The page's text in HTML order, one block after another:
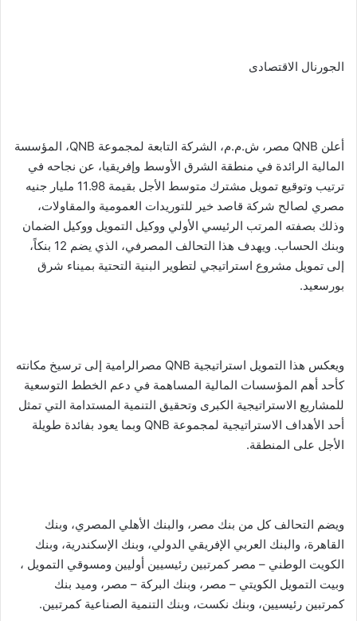
الجورنال الاقتصادى
أعلن QNB مصر، ش.م.م، الشركة التابعة لمجموعة QNB، المؤسسة
المالية الرائدة في منطقة الشرق الأوسط وإفريقيا، عن نجاحه في
ترتيب وتوقيع تمويل مشترك متوسط الأجل بقيمة 11.98 مليار جنيه
مصري لصالح شركة قاصد خير للتوريدات العمومية والمقاولات،
وذلك بصفته المرتب الرئيسي الأولي ووكيل التمويل ووكيل الضمان
وبنك الحساب. ويهدف هذا التحالف المصرفي، الذي يضم 12 بنكاً،
إلى تمويل مشروع استراتيجي لتطوير البنية التحتية بميناء شرق
بورسعيد.
ويعكس هذا التمويل استراتيجية QNB مصرالرامية إلى ترسيخ مكانته
كأحد أهم المؤسسات المالية المساهمة في دعم الخطط التوسعية
للمشاريع الاستراتيجية الكبرى وتحقيق التنمية المستدامة التي تمثل
أحد الأهداف الاستراتيجية لمجموعة QNB وبما يعود بفائدة طويلة
الأجل على المنطقة.
ويضم التحالف كل من بنك مصر، والبنك الأهلي المصري، وبنك
القاهرة، والبنك العربي الإفريقي الدولي، وبنك الإسكندرية، وبنك
الكويت الوطني – مصر كمرتبين رئيسيين أوليين ومسوقي التمويل ،
وبيت التمويل الكويتي – مصر، وبنك البركة – مصر، وميد بنك
كمرتبين رئيسيين، وبنك نكست، وبنك التنمية الصناعية كمرتبين.